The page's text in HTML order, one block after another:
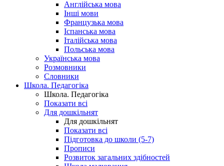
Англійська мова
Інші мови
Французька мова
Іспанська мова
Італійська мова
Польська мова
Українська мова
Розмовники
Словники
Школа. Педагогіка
Школа. Педагогіка
Показати всі
Для дошкільнят
Для дошкільнят
Показати всі
Підготовка до школи (5-7)
Прописи
Розвиток загальних здібностей